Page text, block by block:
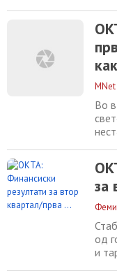
на
врз
и
MNet
Во
на
врз
за
од
и